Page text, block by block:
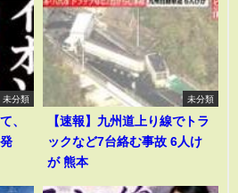
未分類
、
未分類
【速報】九州道上り線でトラ
ックなど7台絡む事故 6人け
が 熊本